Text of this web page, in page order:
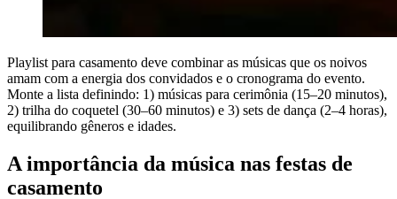
Playlist para casamento deve combinar as músicas que os noivos
amam com a energia dos convidados e o cronograma do evento.
Monte a lista definindo: 1) músicas para cerimônia (15–20 minutos),
2) trilha do coquetel (30–60 minutos) e 3) sets de dança (2–4 horas),
equilibrando gêneros e idades.
A importância da música nas festas de
casamento